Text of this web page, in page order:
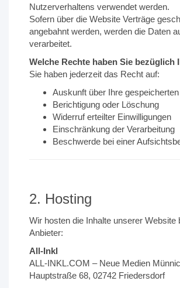
Nutzerverhaltens verwendet werden.
Sofern über die Website Verträge
angebahnt werden, werden die Daten
verarbeitet.
Welche Rechte haben Sie bezüglich
Sie haben jederzeit das Recht auf:
Auskunft über Ihre
Berichtigung oder Löschung
Widerruf erteilter Einwilligungen
Einschränkung der Verarbeitung
Beschwerde bei einer
2. Hosting
Wir hosten die Inhalte unserer Website
Anbieter:
All-Inkl
ALL-INKL.COM – Neue Medien
Hauptstraße 68, 02742 Friedersdorf